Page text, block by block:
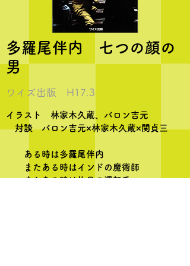
多羅尾伴内 七つの顔の
男
ワイズ出版 H17.3
イラスト 林家木久蔵、バロン吉元
対談 バロン吉元×林家木久蔵×関貞三
ある時は多羅尾伴内
またある時はインドの魔術師
またある時は片目の運転手